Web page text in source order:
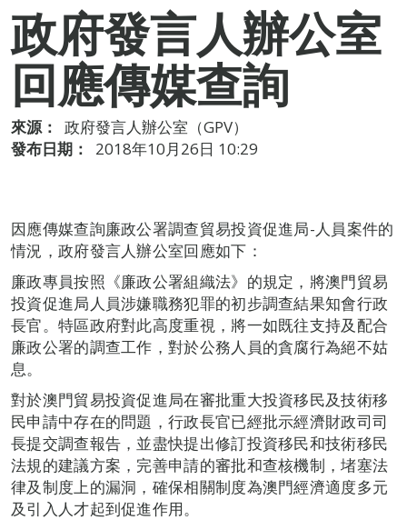
政府發言人辦公室
回應傳媒查詢
來源：
政府發言人辦公室（GPV）
發布日期：
2018年10月26日 10:29
因應傳媒查詢廉政公署調查貿易投資促進局-人員案件的
情況，政府發言人辦公室回應如下：
廉政專員按照《廉政公署組織法》的規定，將澳門貿易
投資促進局人員涉嫌職務犯罪的初步調查結果知會行政
長官。特區政府對此高度重視，將一如既往支持及配合
廉政公署的調查工作，對於公務人員的貪腐行為絕不姑
息。
對於澳門貿易投資促進局在審批重大投資移民及技術移
民申請中存在的問題，行政長官已經批示經濟財政司司
長提交調查報告，並盡快提出修訂投資移民和技術移民
法規的建議方案，完善申請的審批和查核機制，堵塞法
律及制度上的漏洞，確保相關制度為澳門經濟適度多元
及引入人才起到促進作用。